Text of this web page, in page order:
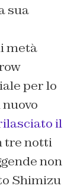
sua
metà
per lo
nuovo
il
tre notti
non
Shimizu